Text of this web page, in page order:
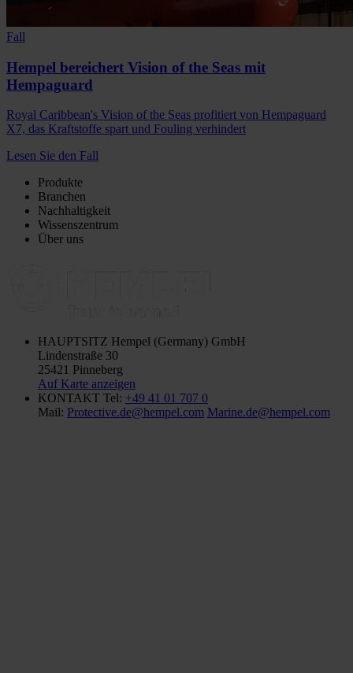
Fall
Hempel bereichert Vision of the Seas mit
Hempaguard
Royal Caribbean's Vision of the Seas profitiert von Hempaguard
X7, das Kraftstoffe spart und Fouling verhindert
Lesen Sie den Fall
Produkte
Branchen
Nachhaltigkeit
Wissenszentrum
Über uns
HAUPTSITZ Hempel (Germany) GmbH
Lindenstraße 30
25421 Pinneberg
Auf Karte anzeigen
KONTAKT Tel: +49 41 01 707 0
Mail: Protective.de@hempel.com Marine.de@hempel.com